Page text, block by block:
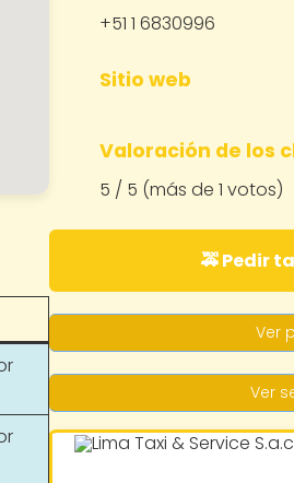
+51 1 6830996
Sitio web
Valoración de los
5 / 5 (más de 1 votos)
🚕 Pedir
Ver
Ver